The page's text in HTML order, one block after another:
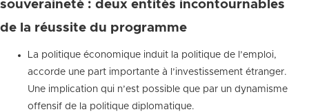
souveraineté : deux entités incontournables
de la réussite du programme
La politique économique induit la politique de l’emploi,
accorde une part importante à l’investissement étranger.
Une implication qui n’est possible que par un dynamisme
offensif de la politique diplomatique.